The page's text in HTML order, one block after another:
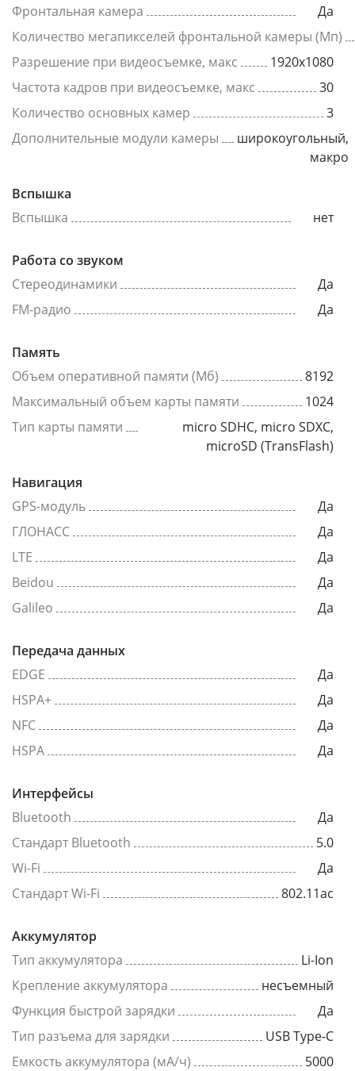
Фронтальная камера
Да
Количество мегапикселей фронтальной камеры (Мп)
Разрешение при видеосъемке, макс
1920x1080
Частота кадров при видеосъемке, макс
30
Количество основных камер
3
Дополнительные модули камеры
широкоугольный,
макро
Вспышка
Вспышка
нет
Работа со звуком
Стереодинамики
Да
FM-радио
Да
Память
Объем оперативной памяти (Мб)
8192
Максимальный объем карты памяти
1024
Тип карты памяти
micro SDHC, micro SDXC,
microSD (TransFlash)
Навигация
GPS-модуль
Да
ГЛОНАСС
Да
LTE
Да
Beidou
Да
Galileo
Да
Передача данных
EDGE
Да
HSPA+
Да
NFC
Да
HSPA
Да
Интерфейсы
Bluetooth
Да
Стандарт Bluetooth
5.0
Wi-Fi
Да
Стандарт Wi-Fi
802.11ac
Аккумулятор
Тип аккумулятора
Li-Ion
Крепление аккумулятора
несъемный
Функция быстрой зарядки
Да
Тип разъема для зарядки
USB Type-C
Емкость аккумулятора (мА/ч)
5000